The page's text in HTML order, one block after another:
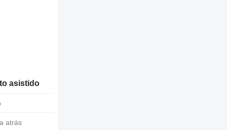
asistido
atrás